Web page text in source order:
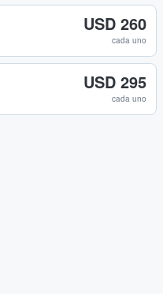
USD 260
cada uno
USD 295
cada uno